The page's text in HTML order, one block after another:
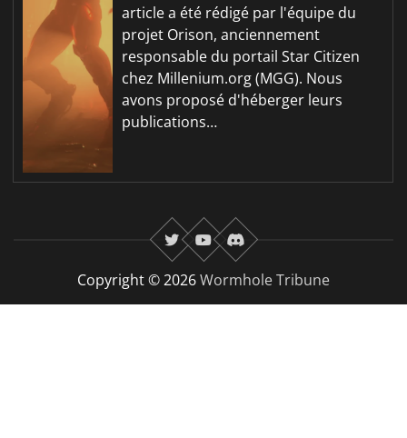
article a été rédigé par l'équipe du
projet Orison, anciennement
responsable du portail Star Citizen
chez Millenium.org (MGG). Nous
avons proposé d'héberger leurs
publications…
twitteryoutubeDiscord
Copyright © 2026Wormhole Tribune